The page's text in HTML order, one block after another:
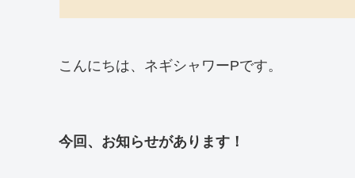
こんにちは、ネギシャワーPです。
今回、お知らせがあります！